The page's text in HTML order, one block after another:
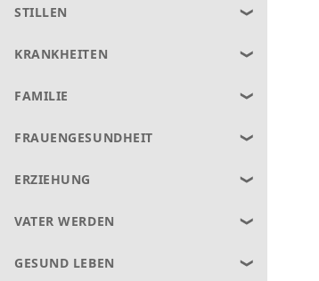
STILLEN
KRANKHEITEN
FAMILIE
FRAUENGESUNDHEIT
ERZIEHUNG
VATER WERDEN
GESUND LEBEN